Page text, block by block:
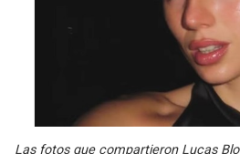
Las fotos que compartieron Lucas